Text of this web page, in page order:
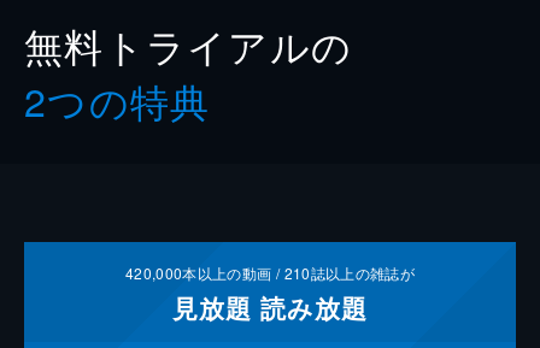
無料トライアルの
2つの特典
420,000本以上の動画 /210誌以上の雑誌が
見放題 読み放題